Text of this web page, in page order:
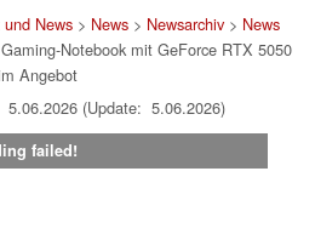
News> News> Newsarchiv> News
Notebook mit GeForce RTX 5050
Angebot
(Update: 5.06.2026)
failed!